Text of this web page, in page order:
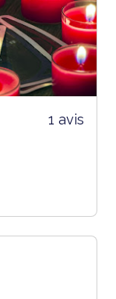
1 avis